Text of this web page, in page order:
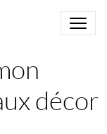
décor